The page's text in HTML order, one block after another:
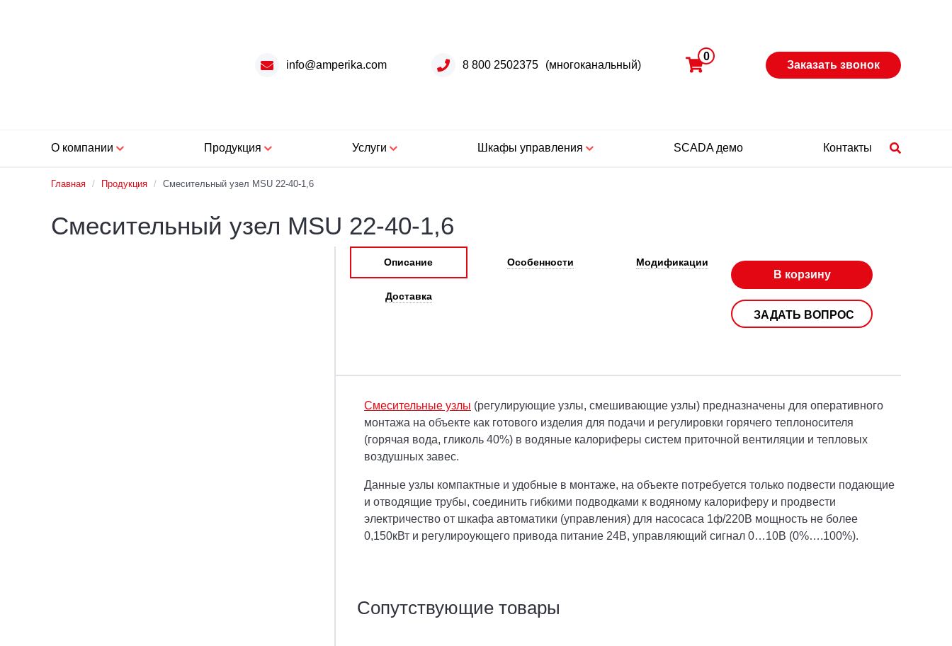
info@amperika.com 8 800 2502375 (многоканальный)
0
Заказать звонок
О компании Продукция Услуги Шкафы управления SCADA демо Контакты
Главная / Продукция / Смесительный узел MSU 22-40-1,6
Смесительный узел MSU 22-40-1,6
Описание Особенности Модификации
Доставка
В корзину
ЗАДАТЬ ВОПРОС
Смесительные узлы (регулирующие узлы, смешивающие узлы) предназначены для оперативного
монтажа на объекте как готового изделия для подачи и регулировки горячего теплоносителя
(горячая вода, гликоль 40%) в водяные калориферы систем приточной вентиляции и тепловых
воздушных завес.
Данные узлы компактные и удобные в монтаже, на объекте потребуется только подвести подающие
и отводящие трубы, соединить гибкими подводками к водяному калориферу и продвести
электричество от шкафа автоматики (управления) для насосаса 1ф/220В мощность не более
0,150кВт и регулироующего привода питание 24В, управляющий сигнал 0…10В (0%….100%).
Сопутствующие товары